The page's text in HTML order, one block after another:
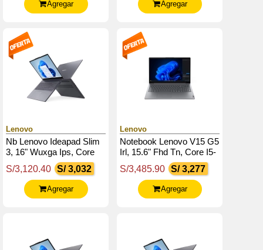
Agregar Agregar
Lenovo
Nb Lenovo Ideapad Slim
3, 16" Wuxga Ips, Core
I5-13420H 4.6Ghz, 16Gb
Ddr5, 512Gb Ssd M.2
S/3,120.40 S/ 3,032
Agregar
Lenovo
Notebook Lenovo V15 G5
Irl, 15.6" Fhd Tn, Core I5-
13420H 2.1 / 4.6Ghz,
16Gb Ddr5-5200Mhz
S/3,485.90 S/ 3,277
Agregar